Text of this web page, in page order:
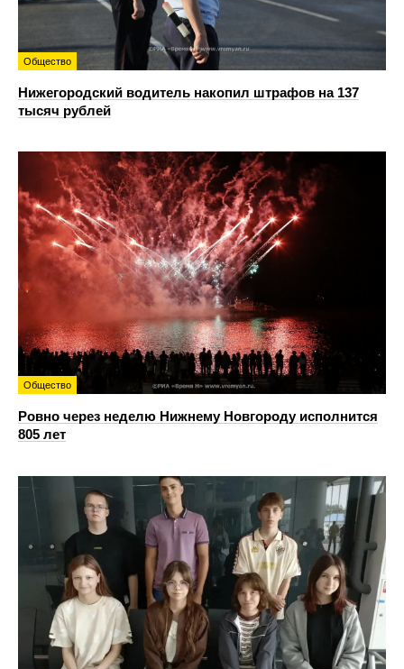
Общество
Нижегородский водитель накопил штрафов на 137
тысяч рублей
Общество
Ровно через неделю Нижнему Новгороду исполнится
805 лет